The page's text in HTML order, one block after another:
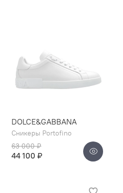
DOLCE&GABBANA
Сникеры Portofino
63 000 ₽
44 100 ₽